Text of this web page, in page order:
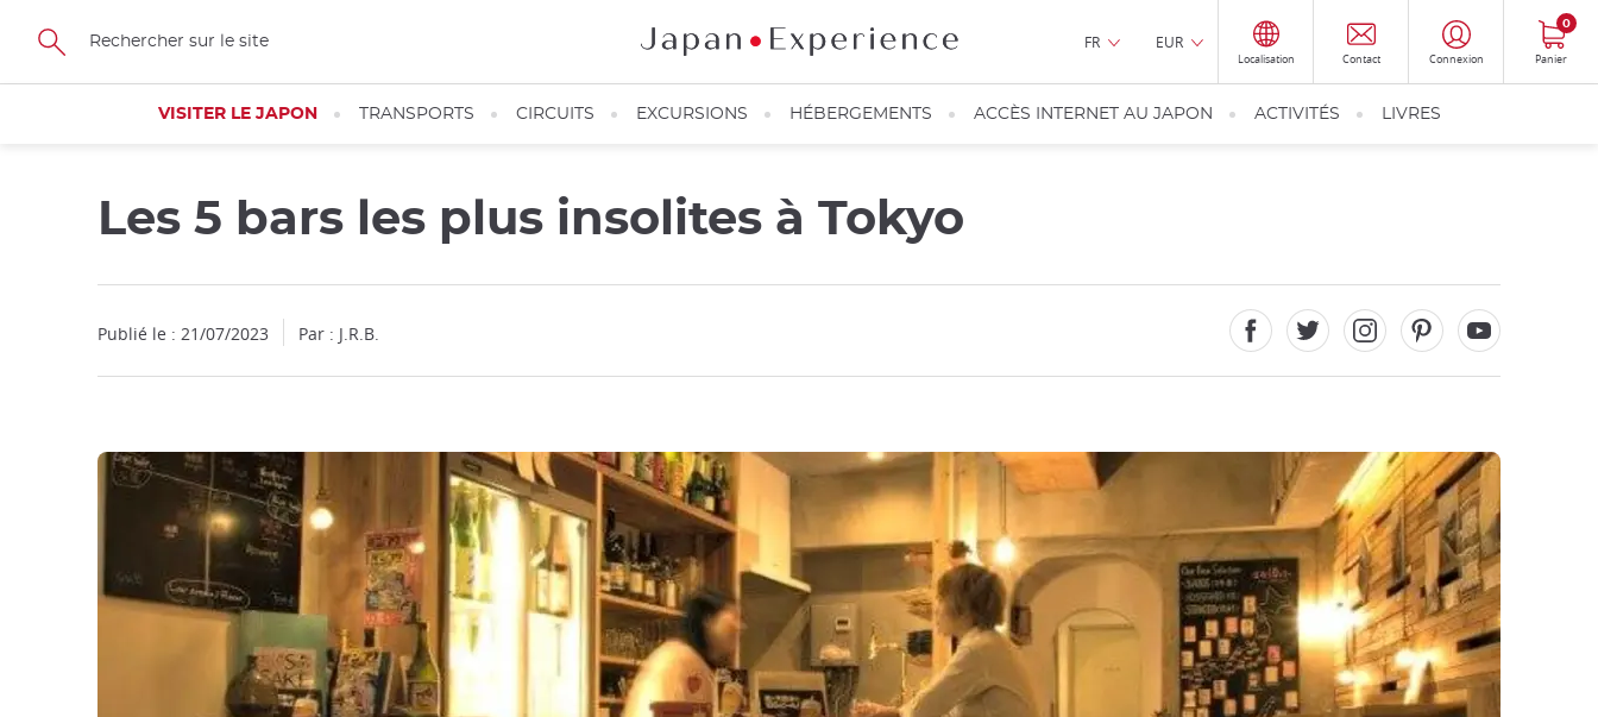
Skip
main
FR EUR
Localisation Contact Connexion Panier
0
VISITER LE JAPON TRANSPORTS CIRCUITS EXCURSIONS HÉBERGEMENTS ACCÈS INTERNET AU JAPON ACTIVITÉS LIVRES
Les 5 bars les plus insolites à Tokyo
Publié le : 21/07/2023 Par : J.R.B.